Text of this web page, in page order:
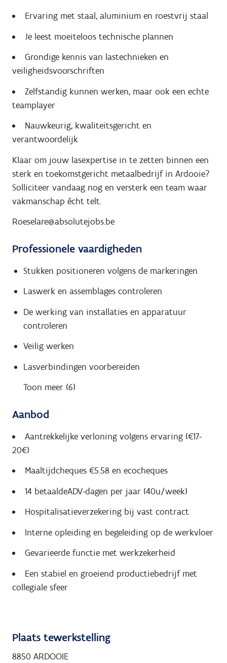
Ervaring met staal, aluminium en roestvrij staal
Je leest moeiteloos technische plannen
Grondige kennis van lastechnieken en
veiligheidsvoorschriften
Zelfstandig kunnen werken, maar ook een echte
teamplayer
Nauwkeurig, kwaliteitsgericht en
verantwoordelijk
Klaar om jouw lasexpertise in te zetten binnen een
sterk en toekomstgericht metaalbedrijf in Ardooie?
Solliciteer vandaag nog en versterk een team waar
vakmanschap écht telt.
Roeselare@absolutejobs.be
Professionele vaardigheden
Stukken positioneren volgens de markeringen
Laswerk en assemblages controleren
De werking van installaties en apparatuur
controleren
Veilig werken
Lasverbindingen voorbereiden
Toon meer (6)
Aanbod
Aantrekkelijke verloning volgens ervaring (€17-
20€)
Maaltijdcheques €5.58 en ecocheques
14 betaaldeADV-dagen per jaar (40u/week)
Hospitalisatieverzekering bij vast contract
Interne opleiding en begeleiding op de werkvloer
Gevarieerde functie met werkzekerheid
Een stabiel en groeiend productiebedrijf met
collegiale sfeer
Plaats tewerkstelling
8850 ARDOOIE